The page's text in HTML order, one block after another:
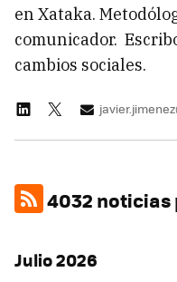
en Xataka.
comunicador.
cambios sociales.
4032
Julio 2026